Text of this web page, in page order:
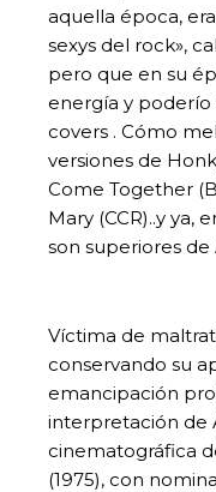
aquella época,
sexys del rock»,
pero que en su
energía y poderío
covers . Cómo
versiones de
Come Together
Mary (CCR)..y ya,
son superiores de
Víctima de
conservando su
emancipación
interpretación de
cinematográfica
(1975), con